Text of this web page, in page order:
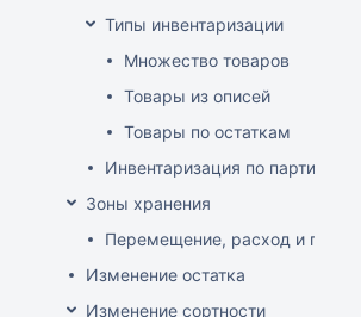
Типы инвентаризации
Множество товаров
Товары из описей
Товары по остаткам
Инвентаризация по партиям
Зоны хранения
Перемещение, расход и
Изменение остатка
Изменение сортности